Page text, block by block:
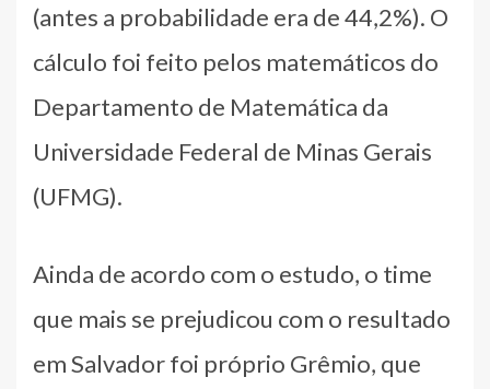
(antes a probabilidade era de 44,2%). O
cálculo foi feito pelos matemáticos do
Departamento de Matemática da
Universidade Federal de Minas Gerais
(UFMG).
Ainda de acordo com o estudo, o time
que mais se prejudicou com o resultado
em Salvador foi próprio Grêmio, que